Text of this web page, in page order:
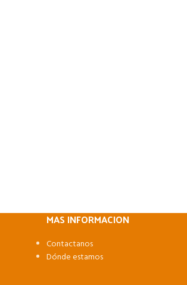
MAS INFORMACION
Contactanos
Dónde estamos